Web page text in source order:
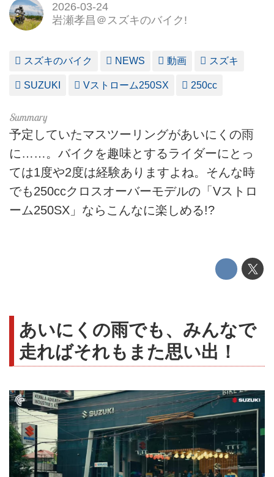
2026-03-24
岩瀬孝昌＠スズキのバイク!
スズキのバイク NEWS 動画 スズキ
SUZUKI Vストローム250SX 250cc
予定していたマスツーリングがあいにくの雨
に……。バイクを趣味とするライダーにとっ
ては1度や2度は経験ありますよね。そんな時
でも250ccクロスオーバーモデルの「Vストロ
ーム250SX」ならこんなに楽しめる!?
あいにくの雨でも、みんなで
走ればそれもまた思い出！